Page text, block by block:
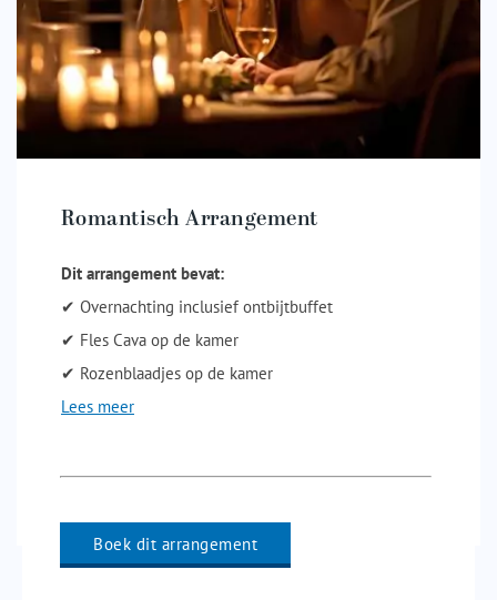
Romantisch Arrangement
Dit arrangement bevat:
✔ Overnachting inclusief ontbijtbuffet
✔ Fles Cava op de kamer
✔ Rozenblaadjes op de kamer
Lees meer
Boek dit arrangement